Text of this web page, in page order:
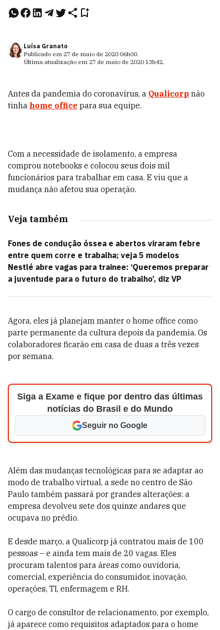
Luísa Granato
Publicado em 27 de maio de 2020 06h00.
Última atualização em 27 de maio de 2020 13h42.
Antes da pandemia do coronavírus, a Qualicorp não
tinha home office para sua equipe.
Com a necessidade de isolamento, a empresa
comprou notebooks e colocou seus dois mil
funcionários para trabalhar em casa. E viu que a
mudança não afetou sua operação.
Veja também
Fones de condução óssea e abertos viraram febre
entre quem corre e trabalha; veja 5 modelos
Nestlé abre vagas para trainee: ‘Queremos preparar
a juventude para o futuro do trabalho’, diz VP
Agora, eles já planejam manter o home office como
parte permanente da cultura depois da pandemia. Os
colaboradores ficarão em casa de duas a três vezes
por semana.
Siga a Exame e fique por dentro das últimas
notícias do Brasil e do Mundo
Seguir no Google
Além das mudanças tecnológicas para se adaptar ao
modo de trabalho virtual, a sede no centro de São
Paulo também passará por grandes alterações: a
empresa devolveu sete dos quinze andares que
ocupava no prédio.
E desde março, a Qualicorp já contratou mais de 100
pessoas – e ainda tem mais de 20 vagas. Eles
procuram talentos para áreas como ouvidoria,
comercial, experiência do consumidor, inovação,
operações, TI, enfermagem e RH.
O cargo de consultor de relacionamento, por exemplo,
já aparece como requisitos adaptados para o home